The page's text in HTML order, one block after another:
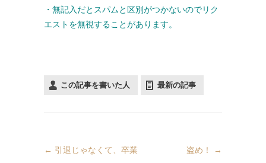
・無記入だとスパムと区別がつかないのでリク
エストを無視することがあります。
この記事を書いた人 最新の記事
← 引退じゃなくて、卒業 盗め！ →